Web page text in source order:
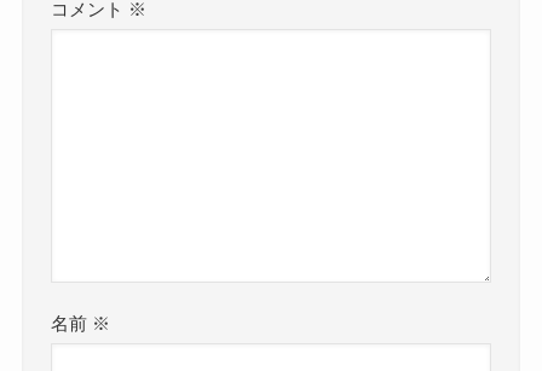
コメント ※
名前 ※